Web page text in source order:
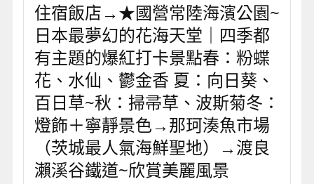
住宿飯店→★國營常陸海濱公園~
日本最夢幻的花海天堂｜四季都
有主題的爆紅打卡景點春：粉蝶
花、水仙、鬱金香 夏：向日葵、
百日草~秋：掃帚草、波斯菊冬：
燈飾＋寧靜景色→那珂湊魚市場
（茨城最人氣海鮮聖地）→渡良
瀨溪谷鐵道~欣賞美麗風景